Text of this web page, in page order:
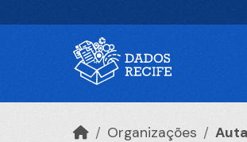
Organizações